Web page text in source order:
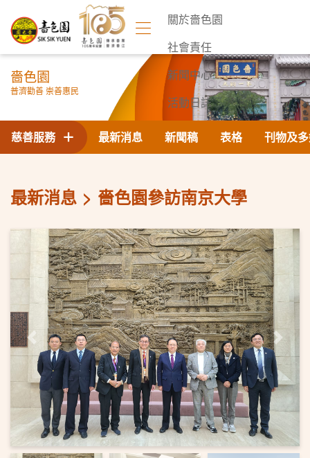
關於嗇色園
社會責任
新聞中心
活動日誌
聯絡我們
嗇色園
普濟勸善 崇善惠民
最新消息 新聞稿 表格 刊物及
慈善服務
最新消息 嗇色園參訪南京大學
上一頁 下一頁